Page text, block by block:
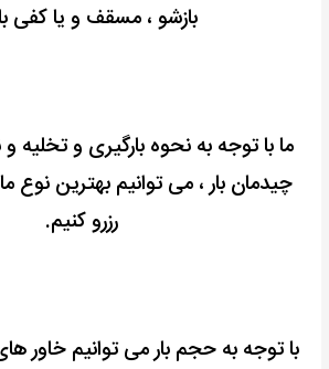
بازشو ، مسقف و یا کفی
ما با توجه به نحوه بارگیری و تخلیه
چیدمان بار ، می توانیم بهترین نوع
رزرو کنیم.
با توجه به حجم بار می توانیم خاور